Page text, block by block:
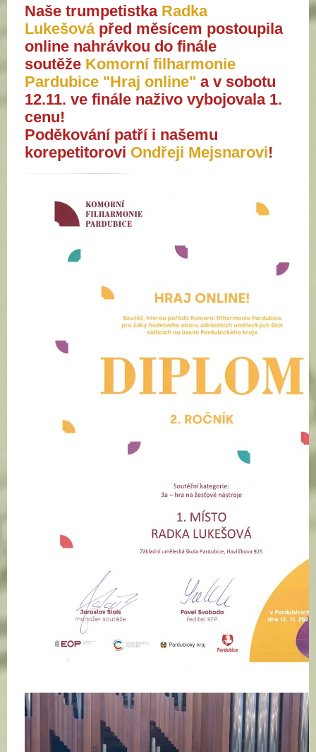
Naše trumpetistka Radka
Lukešovápřed měsícem postoupila
online nahrávkou do finále
soutěže Komorní filharmonie
Pardubice "Hraj online" a v sobotu
12.11. ve finále naživo vybojovala 1.
cenu!
Poděkování patří i našemu
korepetitorovi Ondřeji Mejsnarovi!